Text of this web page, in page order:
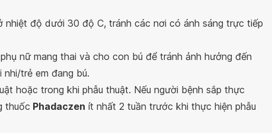
nhiệt độ dưới 30 độ C, tránh các nơi có ánh sáng trực tiếp
nữ mang thai và cho con bú để tránh ảnh hưởng đến
trẻ em đang bú.
hoặc trong khi phẫu thuật. Nếu người bệnh sắp thực
thuốc Phadaczen ít nhất 2 tuần trước khi thực hiện phẫu